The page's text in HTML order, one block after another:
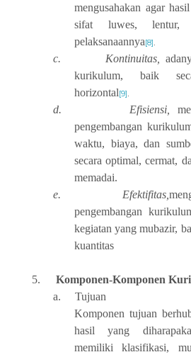
mengusahakan agar
sifat luwes, lentur,
pelaksanaannya[8]
c. Kontinuitas,
kurikulum, baik
horizontal[9]
d. Efisiensi,
pengembangan
waktu, biaya, dan
secara optimal, cermat,
memadai.
e.
Efektifitas,
pengembangan
kegiatan yang mubazir,
kuantitas
5.
Komponen-Komponen
a.
Tujuan
Komponen tujuan
hasil yang
memiliki klasifikasi,